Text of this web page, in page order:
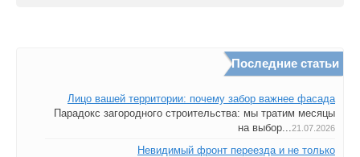
Последние статьи
Лицо вашей территории: почему забор важнее фасада
Парадокс загородного строительства: мы тратим месяцы
на выбор...21.07.2026
Невидимый фронт переезда и не только